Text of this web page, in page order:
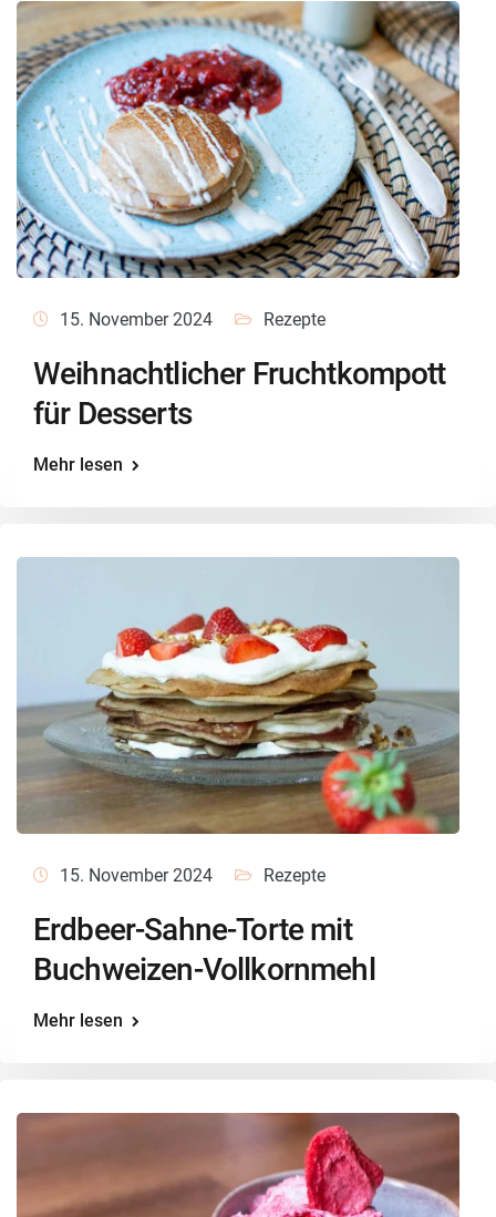
15. November 2024 Rezepte
Weihnachtlicher Fruchtkompott
für Desserts
Mehr lesen
15. November 2024 Rezepte
Erdbeer-Sahne-Torte mit
Buchweizen-Vollkornmehl
Mehr lesen